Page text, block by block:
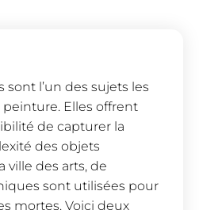
sont l’un des sujets les
Elles offrent
de capturer la
des objets
ville des arts, de
sont utilisées pour
mortes. Voici deux